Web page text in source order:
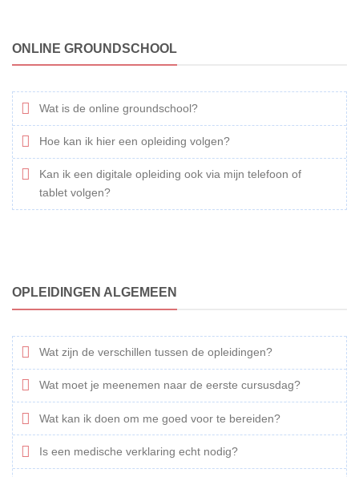
ONLINE GROUNDSCHOOL
Wat is de online groundschool?
Hoe kan ik hier een opleiding volgen?
Kan ik een digitale opleiding ook via mijn telefoon of
tablet volgen?
OPLEIDINGEN ALGEMEEN
Wat zijn de verschillen tussen de opleidingen?
Wat moet je meenemen naar de eerste cursusdag?
Wat kan ik doen om me goed voor te bereiden?
Is een medische verklaring echt nodig?